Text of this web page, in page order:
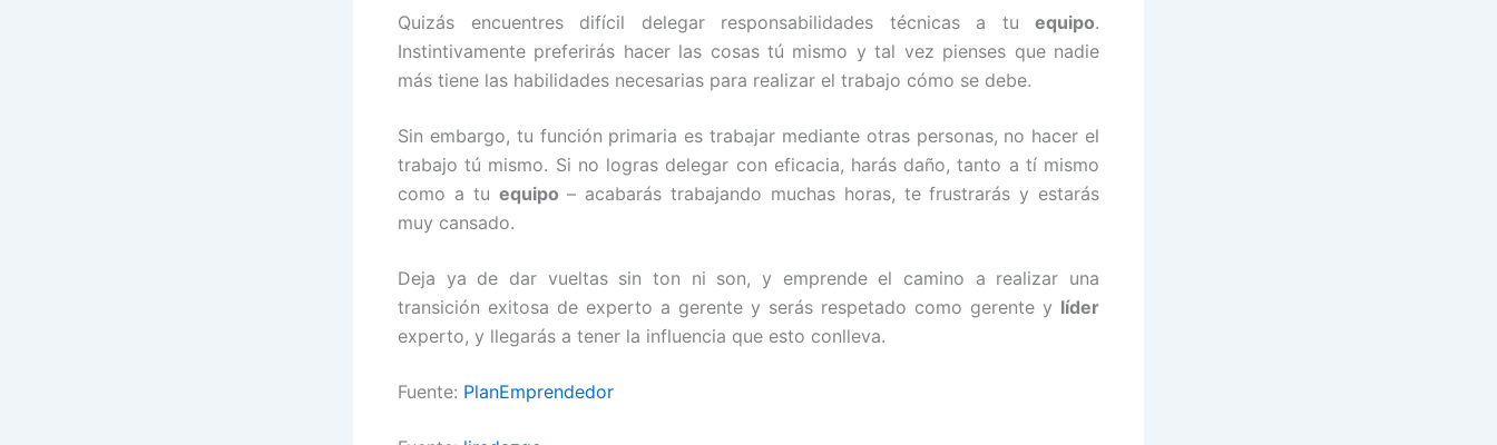
Quizás encuentres difícil delegar responsabilidades técnicas a tu equipo.
Instintivamente preferirás hacer las cosas tú mismo y tal vez pienses que nadie
más tiene las habilidades necesarias para realizar el trabajo cómo se debe.
Sin embargo, tu función primaria es trabajar mediante otras personas, no hacer el
trabajo tú mismo. Si no logras delegar con eficacia, harás daño, tanto a tí mismo
como a tu equipo – acabarás trabajando muchas horas, te frustrarás y estarás
muy cansado.
Deja ya de dar vueltas sin ton ni son, y emprende el camino a realizar una
transición exitosa de experto a gerente y serás respetado como gerente y líder
experto, y llegarás a tener la influencia que esto conlleva.
Fuente: PlanEmprendedor